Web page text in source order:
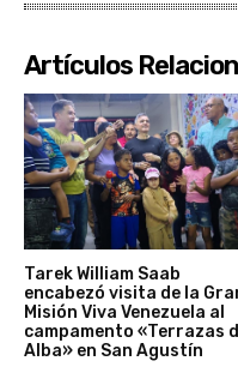
Artículos
Tarek William Saab
encabezó visita de la
Misión Viva Venezuela al
campamento «Terrazas
Alba» en San Agustín